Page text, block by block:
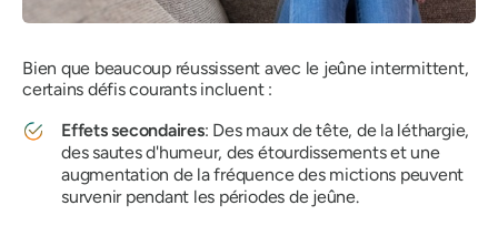
Bien que beaucoup réussissent avec le jeûne intermittent,
certains défis courants incluent :
Effets secondaires: Des maux de tête, de la léthargie,
des sautes d'humeur, des étourdissements et une
augmentation de la fréquence des mictions peuvent
survenir pendant les périodes de jeûne.